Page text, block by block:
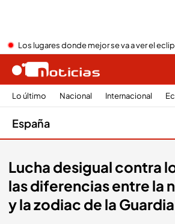
Los lugares donde mejor se va a ver el
Lo último Nacional Internacional
España
Lucha desigual contra
las diferencias entre la
y la zodiac de la